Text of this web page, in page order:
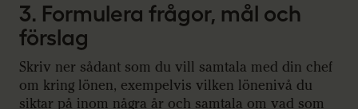
3. Formulera frågor, mål och
förslag
Skriv ner sådant som du vill samtala med din chef
om kring lönen, exempelvis vilken lönenivå du
siktar på inom några år och samtala om vad som